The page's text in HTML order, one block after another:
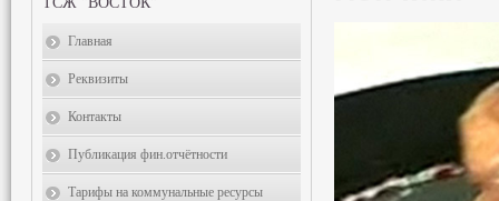
Главная
Реквизиты
Контакты
Публикация фин.отчётности
Тарифы на коммунальные ресурсы